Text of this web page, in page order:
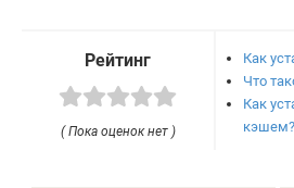
Рейтинг
( Пока оценок нет )
Как
Что
Как
кэшем?